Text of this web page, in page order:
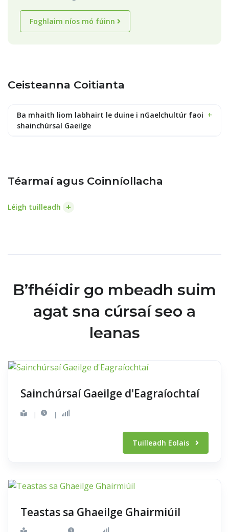
Foghlaim níos mó fúinn
Ceisteanna Coitianta
Ba mhaith liom labhairt le duine i nGaelchultúr faoi
shainchúrsaí Gaeilge
+
Téarmaí agus Coinníollacha
Léigh tuilleadh +
B’fhéidir go mbeadh suim
agat sna cúrsaí seo a
leanas
Sainchúrsaí Gaeilge d'Eagraíochtaí
| |
Tuilleadh Eolais
Teastas sa Ghaeilge Ghairmiúil